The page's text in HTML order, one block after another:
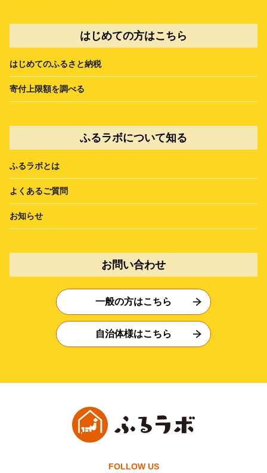
はじめての方はこちら
はじめてのふるさと納税
寄付上限額を調べる
ふるラボについて知る
ふるラボとは
よくあるご質問
お知らせ
お問い合わせ
一般の方はこちら
自治体様はこちら
FOLLOW US